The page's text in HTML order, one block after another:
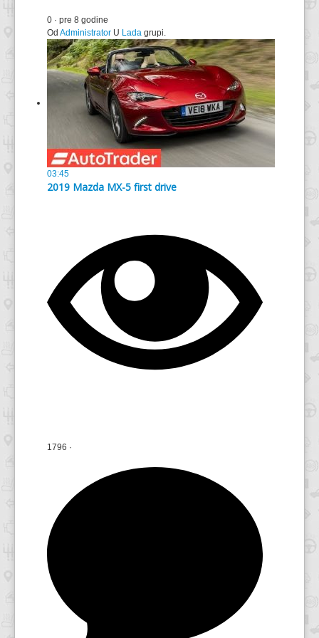
0 · pre 8 godine
Od Administrator U Lada grupi.
03:45
2019 Mazda MX-5 first drive
1796 ·